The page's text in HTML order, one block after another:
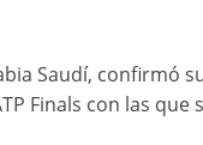
Saudí, confirmó
Finals con las que